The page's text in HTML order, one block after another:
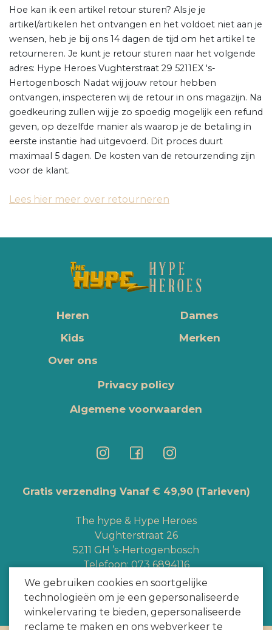
We gebruiken cookies en soortgelijke
technologieën om je een gepersonaliseerde
winkelervaring te bieden, gepersonaliseerde
reclame te maken en ons webverkeer te
Hoe kan ik een artikel retour sturen? Als je je
artikel/artikelen het ontvangen en het voldoet niet aan je
wensen, heb je bij ons 14 dagen de tijd om het artikel te
retourneren. Je kunt je retour sturen naar het volgende
adres: Hype Heroes Vughterstraat 29 5211EX 's-
Hertogenbosch Nadat wij jouw retour hebben
ontvangen, inspecteren wij de retour in ons magazijn. Na
goedkeuring zullen wij je zo spoedig mogelijk een refund
geven, op dezelfde manier als waarop je de betaling in
eerste instantie had uitgevoerd. Dit proces duurt
maximaal 5 dagen. De kosten van de retourzending zijn
voor de klant.
Lees hier meer over retourneren
Heren
Dames
Kids
Merken
Over ons
Privacy policy
Algemene voorwaarden
Gratis verzending Vanaf € 49,90 (Tarieven)
The hype & Hype Heroes
Vughterstraat 26
5211 GH ’s-Hertogenbosch
Telefoon:073 6894116
Whatsapp:+3165363328
info@hypeheroes.com